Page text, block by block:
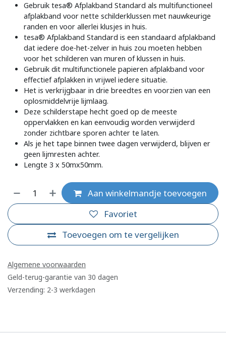
Gebruik tesa® Afplakband Standard als multifunctioneel
afplakband voor nette schilderklussen met nauwkeurige
randen en voor allerlei klusjes in huis.
tesa® Afplakband Standard is een standaard afplakband
dat iedere doe-het-zelver in huis zou moeten hebben
voor het schilderen van muren of klussen in huis.
Gebruik dit multifunctionele papieren afplakband voor
effectief afplakken in vrijwel iedere situatie.
Het is verkrijgbaar in drie breedtes en voorzien van een
oplosmiddelvrije lijmlaag.
Deze schilderstape hecht goed op de meeste
oppervlakken en kan eenvoudig worden verwijderd
zonder zichtbare sporen achter te laten.
Als je het tape binnen twee dagen verwijderd, blijven er
geen lijmresten achter.
Lengte 3 x 50mx50mm.
Aan winkelmandje toevoegen
Toevoegen om te vergelijken
Favoriet
Algemene voorwaarden
Geld-terug-garantie van 30 dagen
Verzending: 2-3 werkdagen